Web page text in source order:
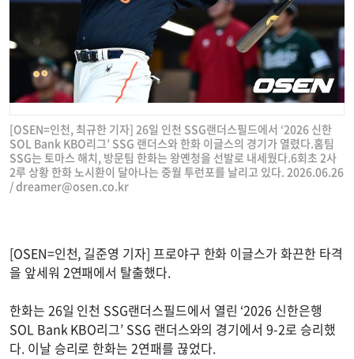
[OSEN=인천, 최규한 기자] 26일 인천 SSG랜더스필드에서 ‘2026 신한
SOL Bank KBO리그’ SSG 랜더스와 한화 이글스의 경기가 열렸다.홈팀
SSG는 토마스 해치, 방문팀 한화는 왕옌청을 선발로 내세웠다.6회초 2사
2루 상황 한화 노시환이 달아나는 중월 투런포를 날리고 있다. 2026.06.26
/dreamer@osen.co.kr
[OSEN=인천, 길준영 기자] 프로야구 한화 이글스가 화끈한 타격
을 앞세워 2연패에서 탈출했다.
한화는 26일 인천 SSG랜더스필드에서 열린 ‘2026 신한은행
SOL Bank KBO리그’ SSG 랜더스와의 경기에서 9-2로 승리했
다. 이날 승리로 한화는 2연패를 끊었다.